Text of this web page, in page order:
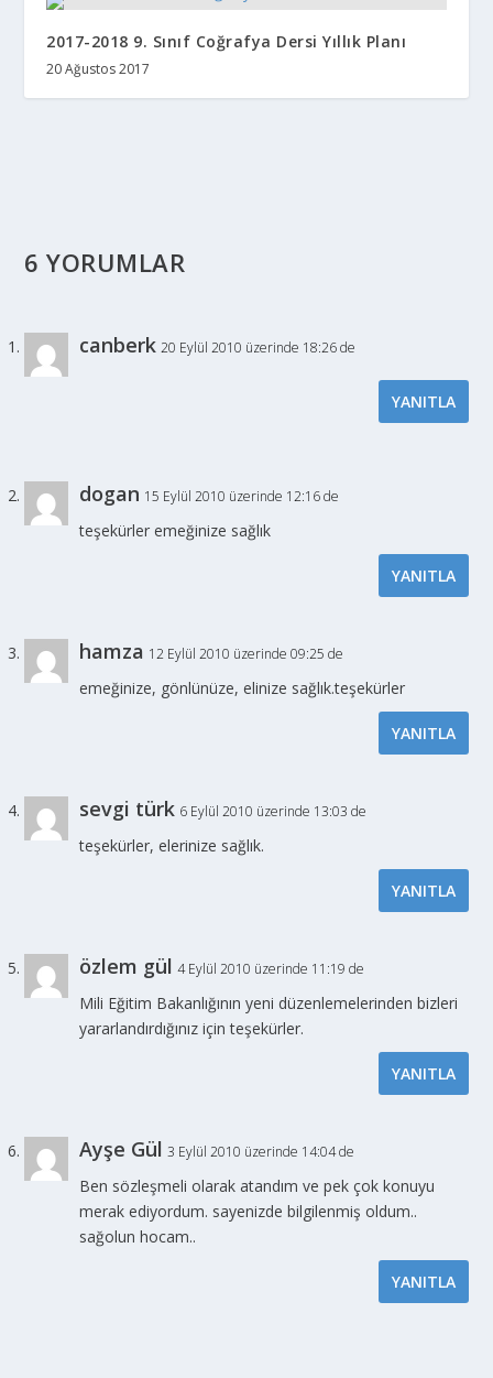
2017-2018 9. Sınıf Coğrafya Dersi Yıllık Planı
20 Ağustos 2017
6 YORUMLAR
canberk 20 Eylül 2010 üzerinde 18:26 de
YANITLA
dogan 15 Eylül 2010 üzerinde 12:16 de
teşekürler emeğinize sağlık
YANITLA
hamza 12 Eylül 2010 üzerinde 09:25 de
emeğinize, gönlünüze, elinize sağlık.teşekürler
YANITLA
sevgi türk 6 Eylül 2010 üzerinde 13:03 de
teşekürler, elerinize sağlık.
YANITLA
özlem gül 4 Eylül 2010 üzerinde 11:19 de
Mili Eğitim Bakanlığının yeni düzenlemelerinden bizleri
yararlandırdığınız için teşekürler.
YANITLA
Ayşe Gül 3 Eylül 2010 üzerinde 14:04 de
Ben sözleşmeli olarak atandım ve pek çok konuyu
merak ediyordum. sayenizde bilgilenmiş oldum..
sağolun hocam..
YANITLA